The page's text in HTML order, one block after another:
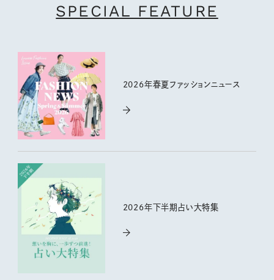
SPECIAL FEATURE
2026年春夏ファッションニュース
2026年下半期占い大特集